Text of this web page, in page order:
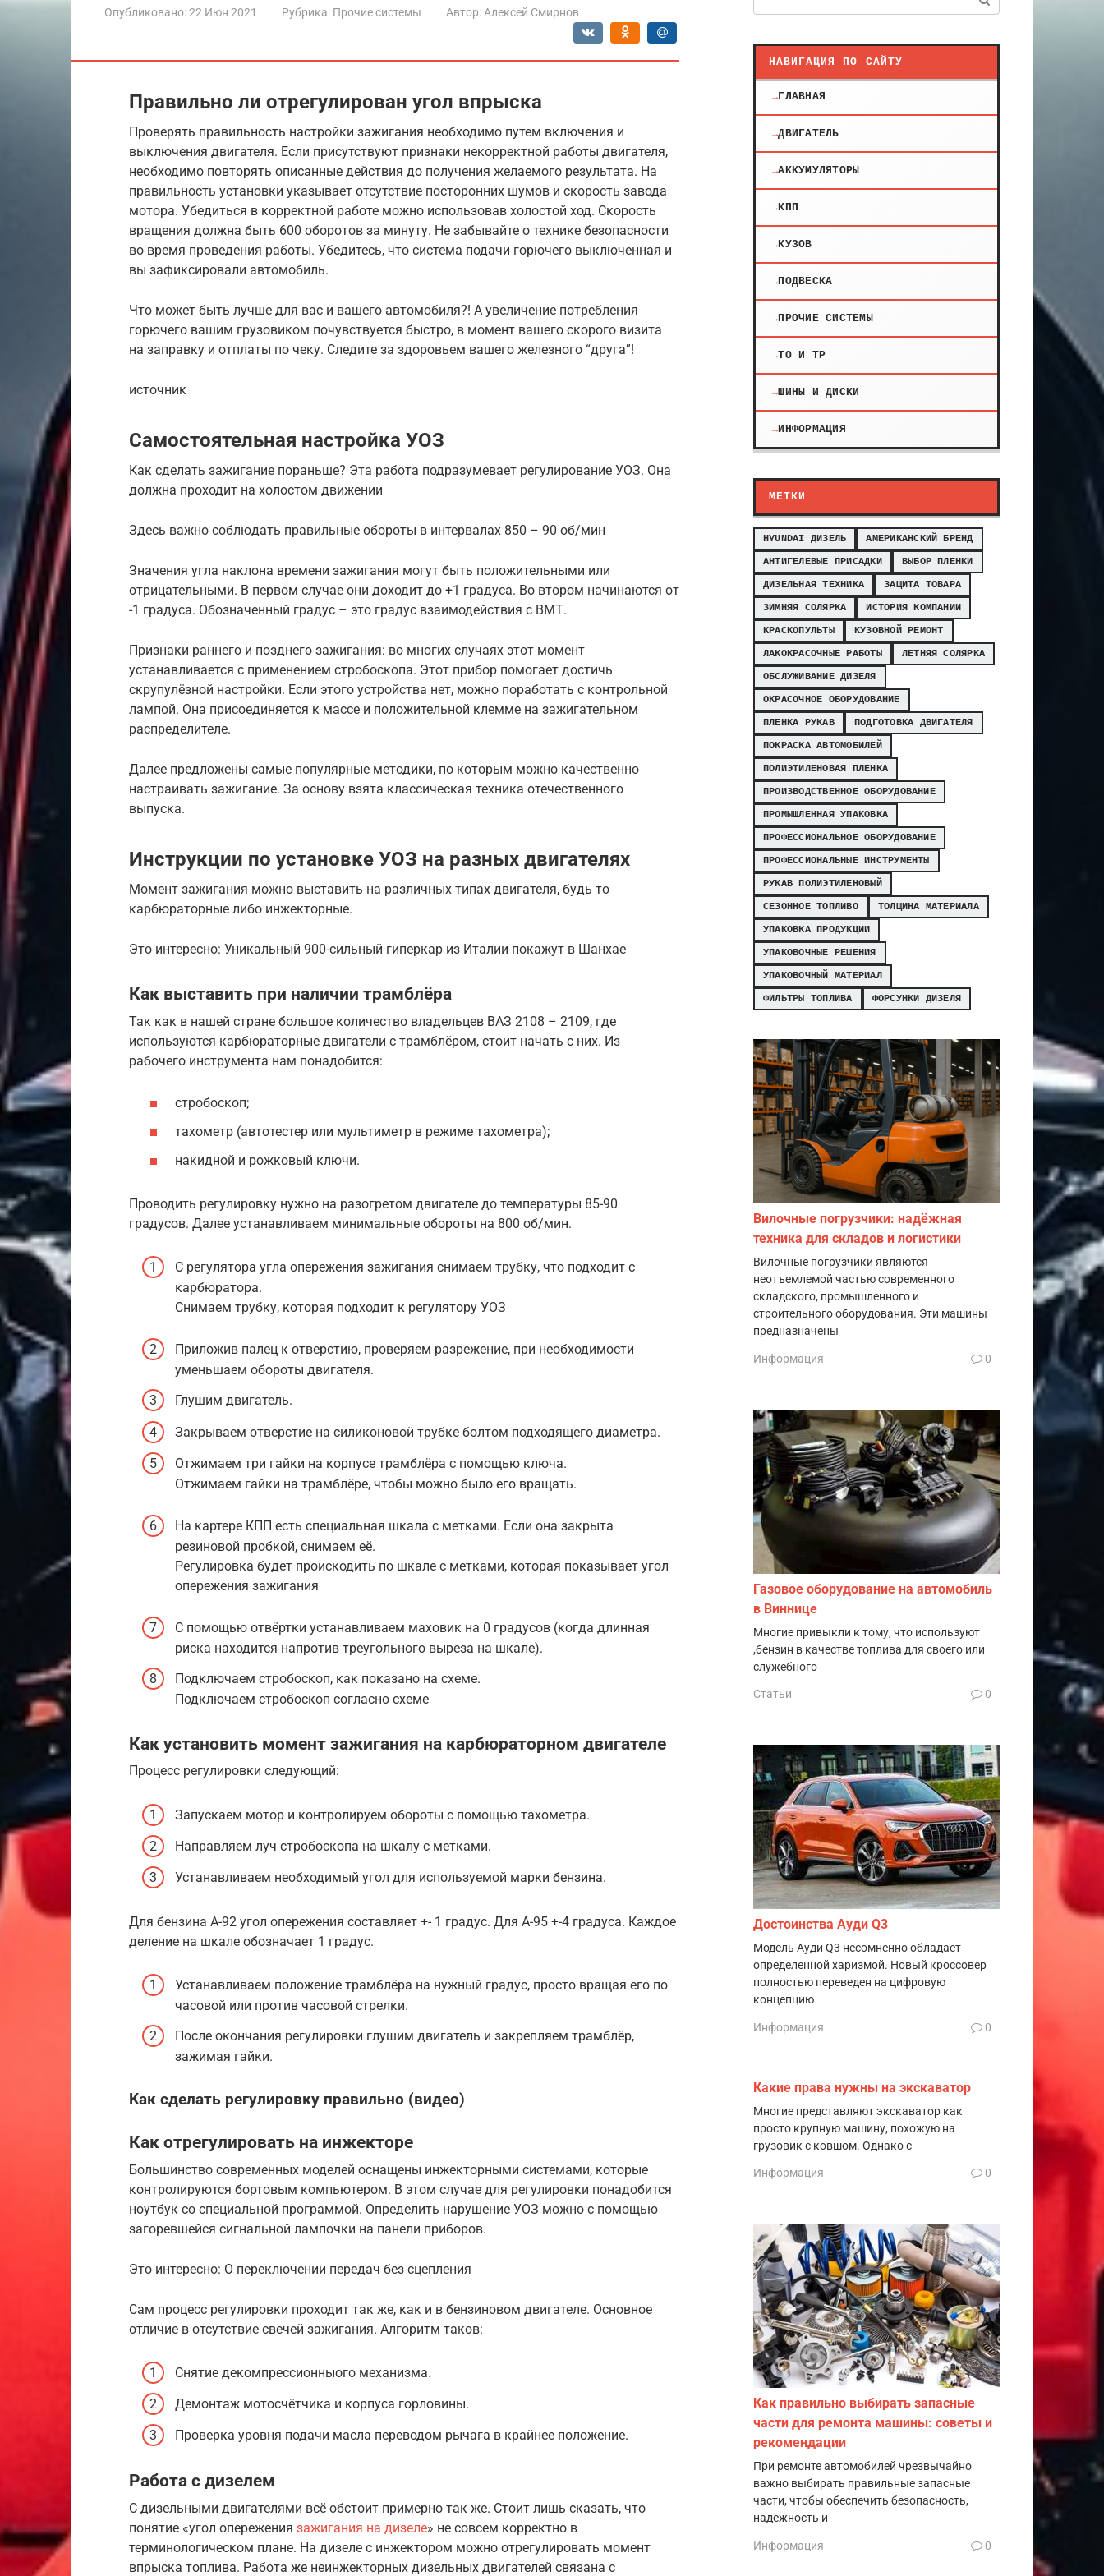
Опубликовано:22 Июн 2021 Рубрика: Прочие системы Автор: Алексей Смирнов
Правильно ли отрегулирован угол впрыска
Проверять правильность настройки зажигания необходимо путем включения и
выключения двигателя. Если присутствуют признаки некорректной работы двигателя,
необходимо повторять описанные действия до получения желаемого результата. На
правильность установки указывает отсутствие посторонних шумов и скорость завода
мотора. Убедиться в корректной работе можно использовав холостой ход. Скорость
вращения должна быть 600 оборотов за минуту. Не забывайте о технике безопасности
во время проведения работы. Убедитесь, что система подачи горючего выключенная и
вы зафиксировали автомобиль.
Что может быть лучше для вас и вашего автомобиля?! А увеличение потребления
горючего вашим грузовиком почувствуется быстро, в момент вашего скорого визита
на заправку и отплаты по чеку. Следите за здоровьем вашего железного “друга”!
источник
Самостоятельная настройка УОЗ
Как сделать зажигание пораньше? Эта работа подразумевает регулирование УОЗ. Она
должна проходит на холостом движении
Здесь важно соблюдать правильные обороты в интервалах 850 – 90 об/мин
Значения угла наклона времени зажигания могут быть положительными или
отрицательными. В первом случае они доходит до +1 градуса. Во втором начинаются от
-1 градуса. Обозначенный градус – это градус взаимодействия с ВМТ.
Признаки раннего и позднего зажигания: во многих случаях этот момент
устанавливается с применением стробоскопа. Этот прибор помогает достичь
скрупулёзной настройки. Если этого устройства нет, можно поработать с контрольной
лампой. Она присоединяется к массе и положительной клемме на зажигательном
распределителе.
Далее предложены самые популярные методики, по которым можно качественно
настраивать зажигание. За основу взята классическая техника отечественного
выпуска.
Инструкции по установке УОЗ на разных двигателях
Момент зажигания можно выставить на различных типах двигателя, будь то
карбюраторные либо инжекторные.
Это интересно: Уникальный 900-сильный гиперкар из Италии покажут в Шанхае
Как выставить при наличии трамблёра
Так как в нашей стране большое количество владельцев ВАЗ 2108 – 2109, где
используются карбюраторные двигатели с трамблёром, стоит начать с них. Из
рабочего инструмента нам понадобится:
стробоскоп;
тахометр (автотестер или мультиметр в режиме тахометра);
накидной и рожковый ключи.
Проводить регулировку нужно на разогретом двигателе до температуры 85-90
градусов. Далее устанавливаем минимальные обороты на 800 об/мин.
С регулятора угла опережения зажигания снимаем трубку, что подходит с
карбюратора.
Снимаем трубку, которая подходит к регулятору УОЗ
Приложив палец к отверстию, проверяем разрежение, при необходимости
уменьшаем обороты двигателя.
Глушим двигатель.
Закрываем отверстие на силиконовой трубке болтом подходящего диаметра.
Отжимаем три гайки на корпусе трамблёра с помощью ключа.
Отжимаем гайки на трамблёре, чтобы можно было его вращать.
На картере КПП есть специальная шкала с метками. Если она закрыта
резиновой пробкой, снимаем её.
Регулировка будет проискодить по шкале с метками, которая показывает угол
опережения зажигания
С помощью отвёртки устанавливаем маховик на 0 градусов (когда длинная
риска находится напротив треугольного выреза на шкале).
Подключаем стробоскоп, как показано на схеме.
Подключаем стробоскоп согласно схеме
Как установить момент зажигания на карбюраторном двигателе
Процесс регулировки следующий:
Запускаем мотор и контролируем обороты с помощью тахометра.
Направляем луч стробоскопа на шкалу с метками.
Устанавливаем необходимый угол для используемой марки бензина.
Для бензина А-92 угол опережения составляет +- 1 градус. Для А-95 +-4 градуса. Каждое
деление на шкале обозначает 1 градус.
Устанавливаем положение трамблёра на нужный градус, просто вращая его по
часовой или против часовой стрелки.
После окончания регулировки глушим двигатель и закрепляем трамблёр,
зажимая гайки.
Как сделать регулировку правильно (видео)
Как отрегулировать на инжекторе
Большинство современных моделей оснащены инжекторными системами, которые
контролируются бортовым компьютером. В этом случае для регулировки понадобится
ноутбук со специальной программой. Определить нарушение УОЗ можно с помощью
загоревшейся сигнальной лампочки на панели приборов.
Это интересно: О переключении передач без сцепления
Сам процесс регулировки проходит так же, как и в бензиновом двигателе. Основное
отличие в отсутствие свечей зажигания. Алгоритм таков:
Снятие декомпрессионныого механизма.
Демонтаж мотосчётчика и корпуса горловины.
Проверка уровня подачи масла переводом рычага в крайнее положение.
Работа с дизелем
С дизельными двигателями всё обстоит примерно так же. Стоит лишь сказать, что
понятие «угол опережения зажигания на дизеле» не совсем корректно в
терминологическом плане. На дизеле с инжектором можно отрегулировать момент
впрыска топлива. Работа же неинжекторных дизельных двигателей связана с
НАВИГАЦИЯ ПО САЙТУ
ГЛАВНАЯ
ДВИГАТЕЛЬ
АККУМУЛЯТОРЫ
КПП
КУЗОВ
ПОДВЕСКА
ПРОЧИЕ СИСТЕМЫ
ТО И ТР
ШИНЫ И ДИСКИ
ИНФОРМАЦИЯ
МЕТКИ
HYUNDAI ДИЗЕЛЬ
АМЕРИКАНСКИЙ БРЕНД
АНТИГЕЛЕВЫЕ ПРИСАДКИ
ВЫБОР ПЛЕНКИ
ДИЗЕЛЬНАЯ ТЕХНИКА
ЗАЩИТА ТОВАРА
ЗИМНЯЯ СОЛЯРКА
ИСТОРИЯ КОМПАНИИ
КРАСКОПУЛЬТЫ
КУЗОВНОЙ РЕМОНТ
ЛАКОКРАСОЧНЫЕ РАБОТЫ
ЛЕТНЯЯ СОЛЯРКА
ОБСЛУЖИВАНИЕ ДИЗЕЛЯ
ОКРАСОЧНОЕ ОБОРУДОВАНИЕ
ПЛЕНКА РУКАВ
ПОДГОТОВКА ДВИГАТЕЛЯ
ПОКРАСКА АВТОМОБИЛЕЙ
ПОЛИЭТИЛЕНОВАЯ ПЛЕНКА
ПРОИЗВОДСТВЕННОЕ ОБОРУДОВАНИЕ
ПРОМЫШЛЕННАЯ УПАКОВКА
ПРОФЕССИОНАЛЬНОЕ ОБОРУДОВАНИЕ
ПРОФЕССИОНАЛЬНЫЕ ИНСТРУМЕНТЫ
РУКАВ ПОЛИЭТИЛЕНОВЫЙ
СЕЗОННОЕ ТОПЛИВО
ТОЛЩИНА МАТЕРИАЛА
УПАКОВКА ПРОДУКЦИИ
УПАКОВОЧНЫЕ РЕШЕНИЯ
УПАКОВОЧНЫЙ МАТЕРИАЛ
ФИЛЬТРЫ ТОПЛИВА
ФОРСУНКИ ДИЗЕЛЯ
Вилочные погрузчики: надёжная
техника для складов и логистики
Вилочные погрузчики являются
неотъемлемой частью современного
складского, промышленного и
строительного оборудования. Эти машины
предназначены
Информация 0
Газовое оборудование на автомобиль
в Виннице
Многие привыкли к тому, что используют
,бензин в качестве топлива для своего или
служебного
Статьи 0
Достоинства Ауди Q3
Модель Ауди Q3 несомненно обладает
определенной харизмой. Новый кроссовер
полностью переведен на цифровую
концепцию
Информация 0
Какие права нужны на экскаватор
Многие представляют экскаватор как
просто крупную машину, похожую на
грузовик с ковшом. Однако с
Информация 0
Как правильно выбирать запасные
части для ремонта машины: советы и
рекомендации
При ремонте автомобилей чрезвычайно
важно выбирать правильные запасные
части, чтобы обеспечить безопасность,
надежность и
Информация 0